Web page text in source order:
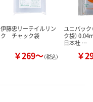
伊藤忠リーテイルリン
ク チャック袋
￥269～（税込）
ユニパック
ク袋）
日本社 …
￥